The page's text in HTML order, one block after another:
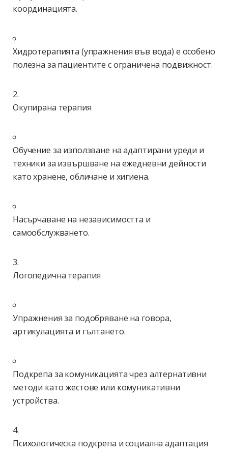
координацията.
Хидротерапията (упражнения във вода) е особено
полезна за пациентите с ограничена подвижност.
Окупирана терапия
Обучение за използване на адаптирани уреди и
техники за извършване на ежедневни дейности
като хранене, обличане и хигиена.
Насърчаване на независимостта и
самообслужването.
Логопедична терапия
Упражнения за подобряване на говора,
артикулацията и гълтането.
Подкрепа за комуникацията чрез алтернативни
методи като жестове или комуникативни
устройства.
Психологическа подкрепа и социална адаптация